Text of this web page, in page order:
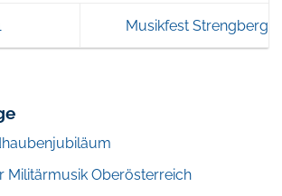
Musikfest Strengberg
Militärmusik Oberösterreich